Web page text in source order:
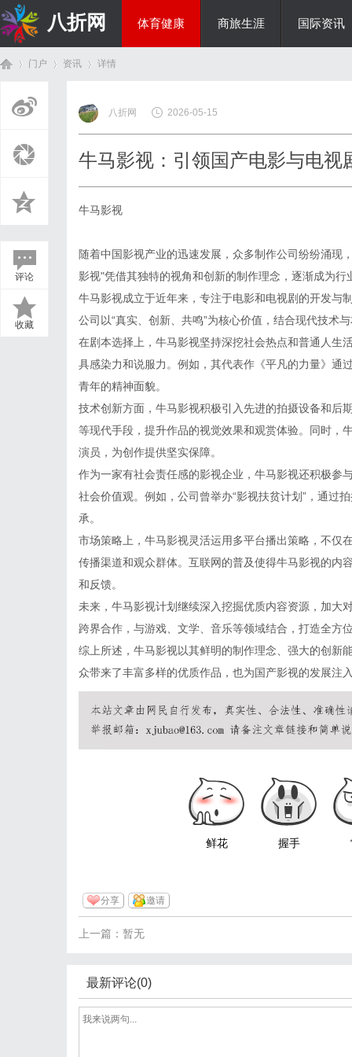
八折网 体育健康 商旅生涯 国际资讯
门户 资讯
›
详情
评论
收藏
八折网 2026-05-15
牛马影视：引领国产电影与电视
牛马影视
随着中国影视产业的迅速发展，众多制作公司纷纷涌现
影视"凭借其独特的视角和创新的制作理念，逐渐成为行
牛马影视成立于近年来，专注于电影和电视剧的开发与
公司以“真实、创新、共鸣”为核心价值，结合现代技术
在剧本选择上，牛马影视坚持深挖社会热点和普通人生
具感染力和说服力。例如，其代表作《平凡的力量》通
青年的精神面貌。
技术创新方面，牛马影视积极引入先进的拍摄设备和后
等现代手段，提升作品的视觉效果和观赏体验。同时，
演员，为创作提供坚实保障。
作为一家有社会责任感的影视企业，牛马影视还积极参
社会价值观。例如，公司曾举办“影视扶贫计划”，通过
承。
市场策略上，牛马影视灵活运用多平台播出策略，不仅
传播渠道和观众群体。互联网的普及使得牛马影视的内
和反馈。
未来，牛马影视计划继续深入挖掘优质内容资源，加大
跨界合作，与游戏、文学、音乐等领域结合，打造全方
综上所述，牛马影视以其鲜明的制作理念、强大的创新
众带来了丰富多样的优质作品，也为国产影视的发展注
鲜花 握手
分享 邀请
上一篇：暂无
最新评论(0)